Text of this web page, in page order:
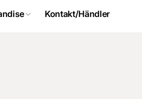
Kontakt/Händler